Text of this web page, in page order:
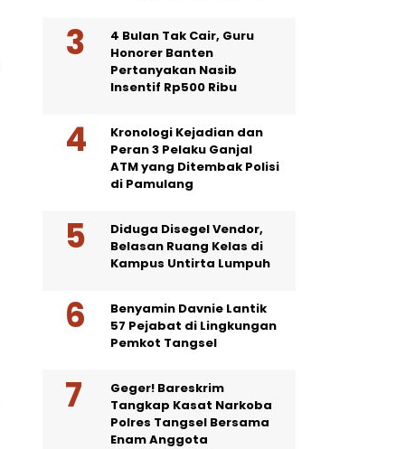
4 Bulan Tak Cair, Guru
Honorer Banten
Pertanyakan Nasib
Insentif Rp500 Ribu
Kronologi Kejadian dan
Peran 3 Pelaku Ganjal
ATM yang Ditembak Polisi
di Pamulang
Diduga Disegel Vendor,
Belasan Ruang Kelas di
Kampus Untirta Lumpuh
Benyamin Davnie Lantik
57 Pejabat di Lingkungan
Pemkot Tangsel
Geger! Bareskrim
Tangkap Kasat Narkoba
Polres Tangsel Bersama
Enam Anggota